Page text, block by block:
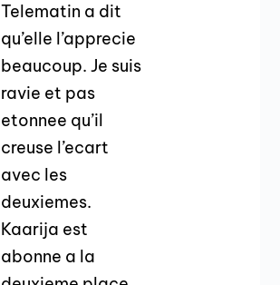
Telematin a dit
qu’elle l’apprecie
beaucoup. Je suis
ravie et pas
etonnee qu’il
creuse l’ecart
avec les
deuxiemes.
Kaarija est
abonne a la